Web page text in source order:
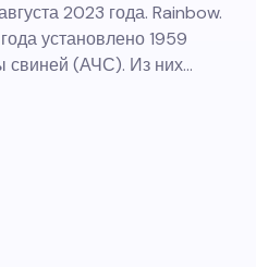
2023 года. Rainbow.
установлено 1959
свиней (АЧС). Из них…